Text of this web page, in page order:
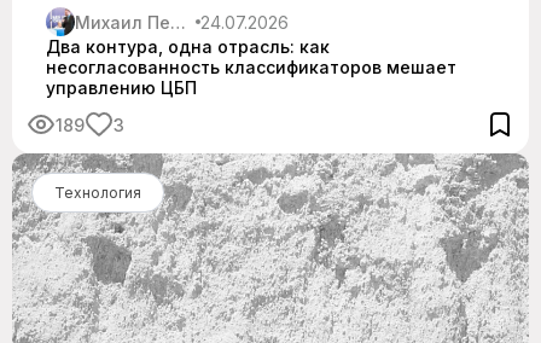
Михаил Пеньков
24.07.2026
Два контура, одна отрасль: как
несогласованность классификаторов мешает
управлению ЦБП
189
3
Технология